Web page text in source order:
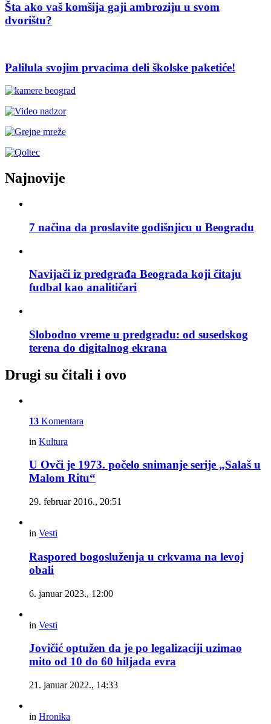
Šta ako vaš komšija gaji ambroziju u svom
dvorištu?
Palilula svojim prvacima deli školske paketiće!
Najnovije
7 načina da proslavite godišnjicu u Beogradu
Navijači iz predgrađa Beograda koji čitaju
fudbal kao analitičari
Slobodno vreme u predgrađu: od susedskog
terena do digitalnog ekrana
Drugi su čitali i ovo
13 Komentara
in Kultura
U Ovči je 1973. počelo snimanje serije „Salaš u
Malom Ritu“
29. februar 2016., 20:51
in Vesti
Raspored bogosluženja u crkvama na levoj
obali
6. januar 2023., 12:00
in Vesti
Jovičić optužen da je po legalizaciji uzimao
mito od 10 do 60 hiljada evra
21. januar 2022., 14:33
in Hronika